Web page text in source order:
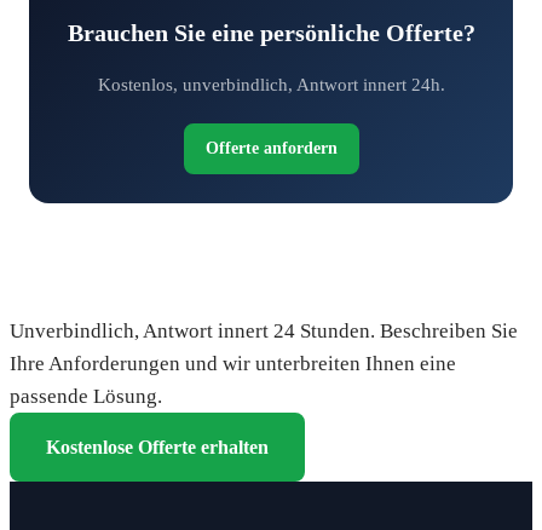
Brauchen Sie eine persönliche Offerte?
Kostenlos, unverbindlich, Antwort innert 24h.
Offerte anfordern
Unverbindlich, Antwort innert 24 Stunden. Beschreiben Sie
Ihre Anforderungen und wir unterbreiten Ihnen eine
passende Lösung.
Kostenlose Offerte erhalten